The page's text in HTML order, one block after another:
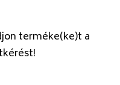
terméke(ke)t a